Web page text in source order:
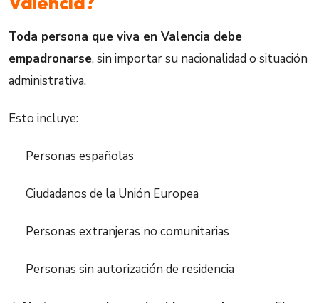
Toda persona que viva en Valencia debe
empadronarse, sin importar su nacionalidad o situación
administrativa.
Esto incluye:
Personas españolas
Ciudadanos de la Unión Europea
Personas extranjeras no comunitarias
Personas sin autorización de residencia